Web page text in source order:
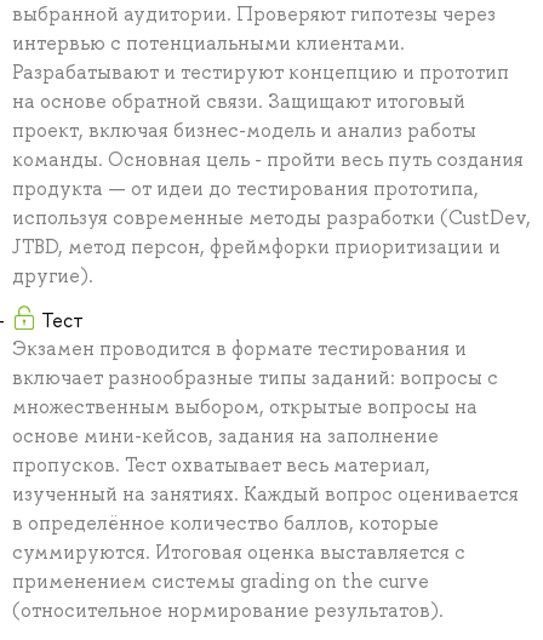
выбранной аудитории. Проверяют гипотезы через
интервью с потенциальными клиентами.
Разрабатывают и тестируют концепцию и прототип
на основе обратной связи. Защищают итоговый
проект, включая бизнес-модель и анализ работы
команды. Основная цель - пройти весь путь создания
продукта — от идеи до тестирования прототипа,
используя современные методы разработки (CustDev,
JTBD, метод персон, фреймфорки приоритизации и
другие).
Тест
Экзамен проводится в формате тестирования и
включает разнообразные типы заданий: вопросы с
множественным выбором, открытые вопросы на
основе мини-кейсов, задания на заполнение
пропусков. Тест охватывает весь материал,
изученный на занятиях. Каждый вопрос оценивается
в определённое количество баллов, которые
суммируются. Итоговая оценка выставляется с
применением системы grading on the curve
(относительное нормирование результатов).